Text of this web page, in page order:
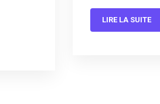
LIRE LA SUITE